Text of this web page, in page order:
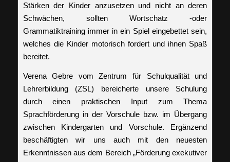
Stärken der Kinder anzusetzen und nicht an deren
Schwächen, sollten Wortschatz -oder
Grammatiktraining immer in ein Spiel eingebettet sein,
welches die Kinder motorisch fordert und ihnen Spaß
bereitet.
Verena Gebre vom Zentrum für Schulqualität und
Lehrerbildung (ZSL) bereicherte unsere Schulung
durch einen praktischen Input zum Thema
Sprachförderung in der Vorschule bzw. im Übergang
zwischen Kindergarten und Vorschule. Ergänzend
beschäftigten wir uns auch mit den neuesten
Erkenntnissen aus dem Bereich „Förderung exekutiver